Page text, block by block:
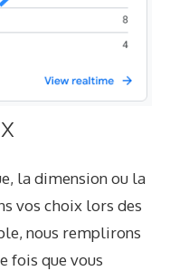
la dimension ou la
vos choix lors des
nous remplirons
fois que vous